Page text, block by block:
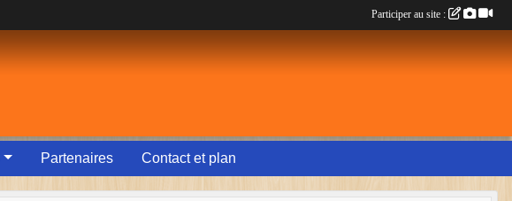
Partenaires Contact et plan
Participer au site :